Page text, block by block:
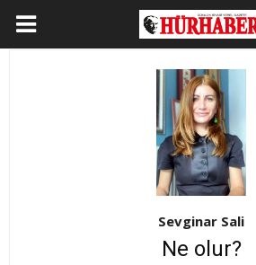
Sevginar Sali
Ne olur?